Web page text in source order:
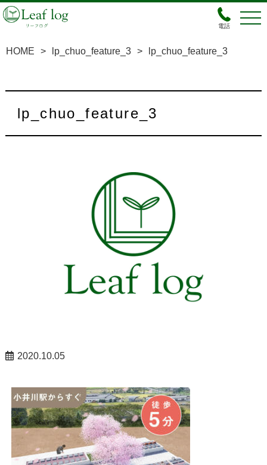
電話
HOME > lp_chuo_feature_3 > lp_chuo_feature_3
lp_chuo_feature_3
2020.10.05